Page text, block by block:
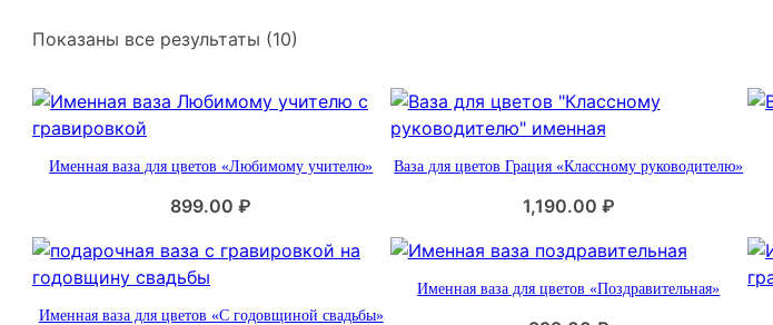
Показаны все результаты (10)
р
к
Именная ваза для цветов «Любимому учителю»
899.00₽
Ваза для цветов Грация «Классному руководителю»
1,190.00 ₽
Именная ваза для цветов «С годовщиной свадьбы»
Именная ваза для цветов «Поздравительная»